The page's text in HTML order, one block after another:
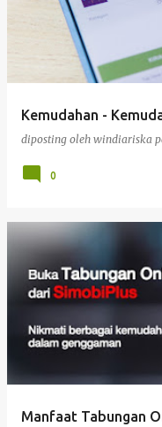
Kemudahan -
diposting oleh windiariska
0
Manfaat Tabungan